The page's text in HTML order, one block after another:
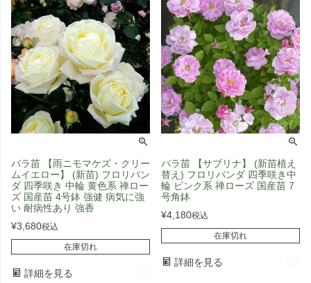
バラ苗 【雨ニモマケズ・クリー
ムイエロー】 (新苗) フロリバン
ダ 四季咲き 中輪 黄色系 禅ロー
ズ 国産苗 4号鉢 強健 病気に強
い 耐病性あり 強香
¥3,680税込
在庫切れ
詳細を見る
バラ苗 【サブリナ】 (新苗植え
替え) フロリバンダ 四季咲き中
輪 ピンク系 禅ローズ 国産苗 7
号角鉢
¥4,180税込
在庫切れ
詳細を見る